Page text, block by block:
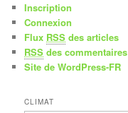
Inscription
Connexion
Flux RSS des articles
RSS des commentaires
Site de WordPress-FR
CLIMAT